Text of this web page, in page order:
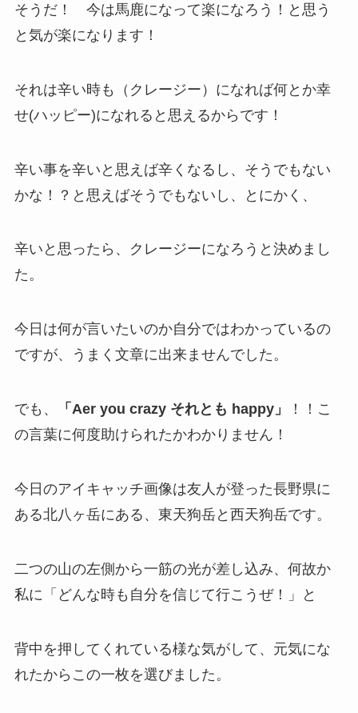
そうだ！ 今は馬鹿になって楽になろう！と思う
と気が楽になります！
それは辛い時も（クレージー）になれば何とか幸
せ(ハッピー)になれると思えるからです！
辛い事を辛いと思えば辛くなるし、そうでもない
かな！？と思えばそうでもないし、とにかく、
辛いと思ったら、クレージーになろうと決めまし
た。
今日は何が言いたいのか自分ではわかっているの
ですが、うまく文章に出来ませんでした。
でも、 「Aer you crazy それとも happy」
！！こ
の言葉に何度助けられたかわかりません！
今日のアイキャッチ画像は友人が登った長野県に
ある北八ヶ岳にある、東天狗岳と西天狗岳です。
二つの山の左側から一筋の光が差し込み、何故か
私に「どんな時も自分を信じて行こうぜ！」と
背中を押してくれている様な気がして、元気にな
れたからこの一枚を選びました。